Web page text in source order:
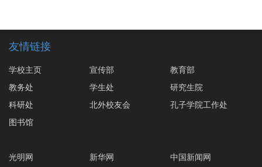
友情链接
学校主页 宣传部
教育部
教务处
学生处
研究生院
科研处
北外校友会
孔子学院工作处
图书馆
光明网 新华网
中国新闻网